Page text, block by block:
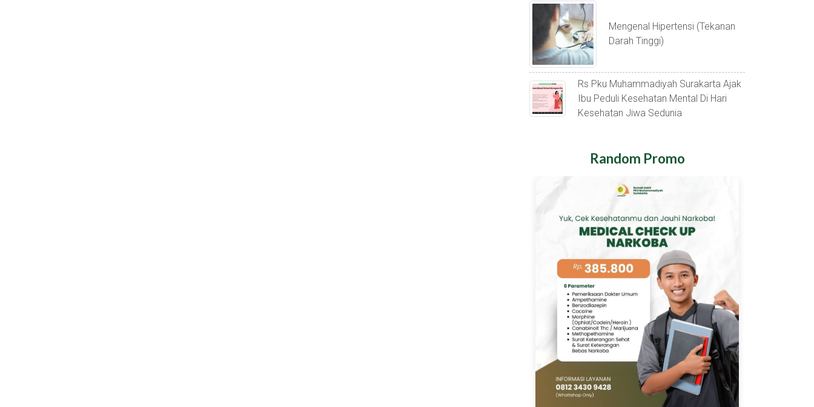
Mengenal Hipertensi (tekanan
Darah Tinggi)
Rs Pku Muhammadiyah Surakarta Ajak
Ibu Peduli Kesehatan Mental Di Hari
Kesehatan Jiwa Sedunia
Random Promo